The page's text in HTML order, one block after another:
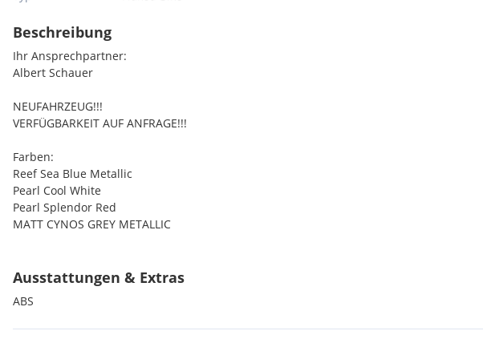
Beschreibung
Ihr Ansprechpartner:
Albert Schauer
NEUFAHRZEUG!!!
VERFÜGBARKEIT AUF ANFRAGE!!!
Farben:
Reef Sea Blue Metallic
Pearl Cool White
Pearl Splendor Red
MATT CYNOS GREY METALLIC
48x € 69,-- monatlich
Anzahlung: € 1.400,--
Schlussrate: € 1.800,--
Ausstattungen & Extras
ABS